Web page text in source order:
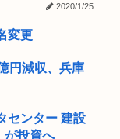
万超えてて営業セ
批判！「2年後に
2020/1/25
変更
円減収、兵庫
センター 建設
が投資へ